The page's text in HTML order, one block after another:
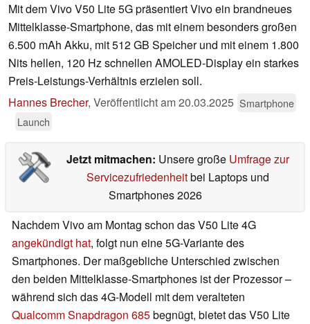
Mit dem Vivo V50 Lite 5G präsentiert Vivo ein brandneues
Mittelklasse-Smartphone, das mit einem besonders großen
6.500 mAh Akku, mit 512 GB Speicher und mit einem 1.800
Nits hellen, 120 Hz schnellen AMOLED-Display ein starkes
Preis-Leistungs-Verhältnis erzielen soll.
Hannes Brecher, Veröffentlicht am20.03.2025 Smartphone
Launch
Jetzt mitmachen: Unsere große Umfrage zur
Servicezufriedenheitbei Laptops und
Smartphones 2026
Nachdem Vivo am Montag schon das V50 Lite 4G
angekündigt hat, folgt nun eine 5G-Variante des
Smartphones. Der maßgebliche Unterschied zwischen
den beiden Mittelklasse-Smartphones ist der Prozessor –
während sich das 4G-Modell mit dem veralteten
Qualcomm Snapdragon 685begnügt, bietet das V50 Lite